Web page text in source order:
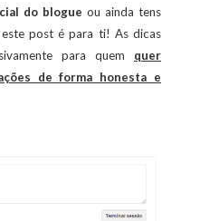
do blogue ou ainda tens
post é para ti! As dicas
para quem quer
de forma honesta e